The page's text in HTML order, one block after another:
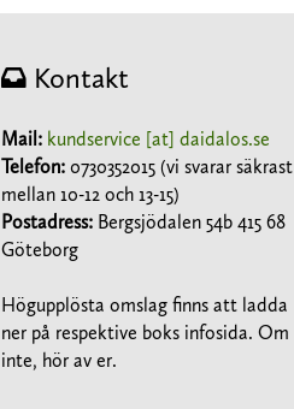
Kontakt
Mail: kundservice [at] daidalos.se
Telefon: 0730352015 (vi svarar säkrast
mellan 10-12 och 13-15)
Postadress: Bergsjödalen 54b 415 68
Göteborg
Högupplösta omslag finns att ladda
ner på respektive boks infosida. Om
inte, hör av er.